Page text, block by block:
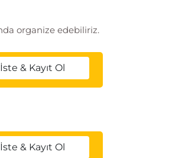
organize edebiliriz.
& Kayıt Ol
& Kayıt Ol